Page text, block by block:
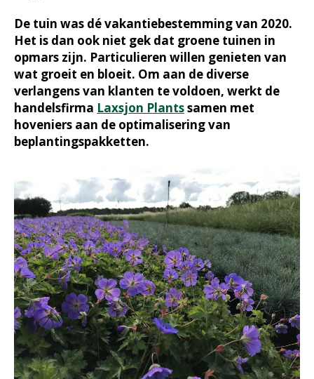
De tuin was dé vakantiebestemming van 2020.
Het is dan ook niet gek dat groene tuinen in
opmars zijn. Particulieren willen genieten van
wat groeit en bloeit. Om aan de diverse
verlangens van klanten te voldoen, werkt de
handelsfirma Laxsjon Plantssamen met
hoveniers aan de optimalisering van
beplantingspakketten.